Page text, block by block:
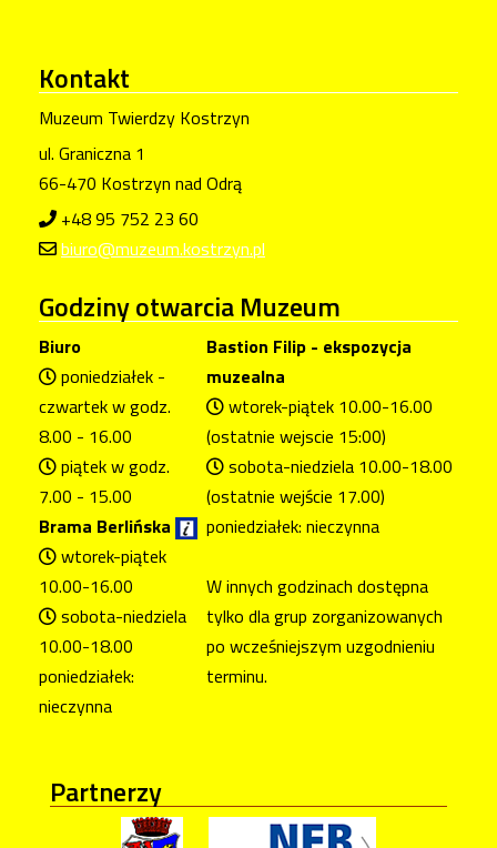
Kontakt
Muzeum Twierdzy Kostrzyn
ul. Graniczna 1
66-470 Kostrzyn nad Odrą
+48 95 752 23 60
biuro@muzeum.kostrzyn.pl
Godzinyotwarcia Muzeum
Biuro
poniedziałek -
czwartek w godz.
8.00 - 16.00
piątek w godz.
7.00 - 15.00
Brama Berlińska
wtorek-piątek
10.00-16.00
sobota-niedziela
10.00-18.00
poniedziałek:
nieczynna
Bastion Filip - ekspozycja
muzealna
wtorek-piątek 10.00-16.00
(ostatnie wejscie 15:00)
sobota-niedziela 10.00-18.00
(ostatnie wejście 17.00)
poniedziałek: nieczynna
W innych godzinach dostępna
tylko dla grup zorganizowanych
po wcześniejszym uzgodnieniu
terminu.
Partnerzy